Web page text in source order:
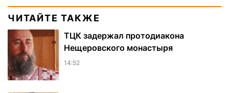
ЧИТАЙТЕ ТАКЖЕ
ТЦК задержал протодиакона
Нещеровского монастыря
14:52